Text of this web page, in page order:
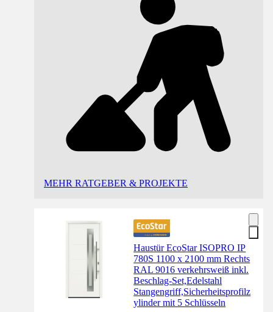
MEHR RATGEBER & PROJEKTE
Haustür EcoStar ISOPRO IP
780S 1100 x 2100 mm Rechts
RAL 9016 verkehrsweiß inkl.
Beschlag-Set,Edelstahl
Stangengriff,Sicherheitsprofilz
ylinder mit 5 Schlüsseln